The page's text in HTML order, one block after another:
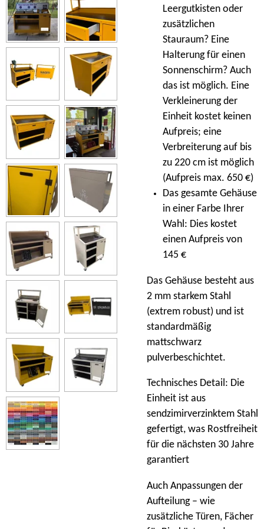
Leergutkisten oder
zusätzlichen
Stauraum? Eine
Halterung für einen
Sonnenschirm? Auch
das ist möglich. Eine
Verkleinerung der
Einheit kostet keinen
Aufpreis; eine
Verbreiterung auf bis
zu 220 cm ist möglich
(Aufpreis max. 650 €)
Das gesamte Gehäuse
in einer Farbe Ihrer
Wahl: Dies kostet
einen Aufpreis von
145 €
Das Gehäuse besteht aus
2 mm starkem Stahl
(extrem robust) und ist
standardmäßig
mattschwarz
pulverbeschichtet.
Technisches Detail: Die
Einheit ist aus
sendzimirverzinktem Stahl
gefertigt, was Rostfreiheit
für die nächsten 30 Jahre
garantiert
Auch Anpassungen der
Aufteilung – wie
zusätzliche Türen, Fächer